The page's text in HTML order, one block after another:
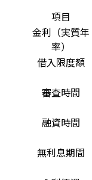
項目
金利（実質年
率）
借入限度額
審査時間
融資時間
無利息期間